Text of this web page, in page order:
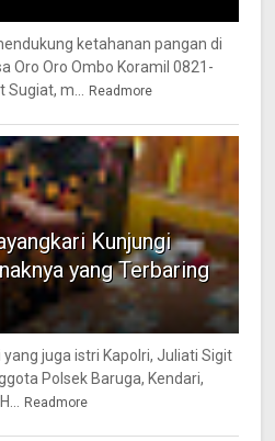
ketahanan pangan di
Oro Oro Ombo Koramil 0821-
m...
Readmore
Kunjungi
yang Terbaring
juga istri Kapolri, Juliati Sigit
Polsek Baruga, Kendari,
Readmore